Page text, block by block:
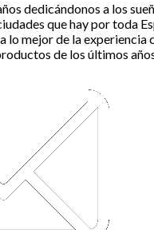
dedicándonos a los
que hay por toda
lo mejor de la experiencia
de los últimos